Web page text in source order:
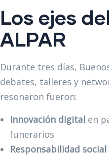
Los ejes
ALPAR
Durante tres días,
debates, talleres y
resonaron fueron:
Innovación digital en
funerarios
Responsabilidad social